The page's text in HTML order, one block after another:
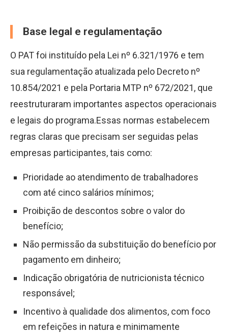
Base legal e regulamentação
O PAT foi instituído pela Lei nº 6.321/1976 e tem
sua regulamentação atualizada pelo Decreto nº
10.854/2021 e pela Portaria MTP nº 672/2021, que
reestruturaram importantes aspectos operacionais
e legais do programa.Essas normas estabelecem
regras claras que precisam ser seguidas pelas
empresas participantes, tais como:
Prioridade ao atendimento de trabalhadores
com até cinco salários mínimos;
Proibição de descontos sobre o valor do
benefício;
Não permissão da substituição do benefício por
pagamento em dinheiro;
Indicação obrigatória de nutricionista técnico
responsável;
Incentivo à qualidade dos alimentos, com foco
em refeições in natura e minimamente